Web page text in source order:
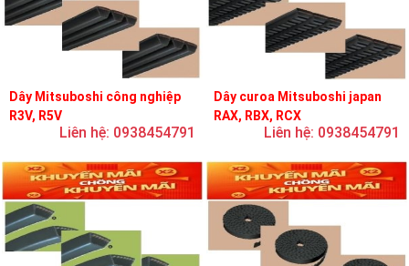
Dây Mitsuboshi công nghiệp
R3V, R5V
Liên hệ: 0938454791
Dây curoa Mitsuboshi japan
RAX, RBX, RCX
Liên hệ: 0938454791